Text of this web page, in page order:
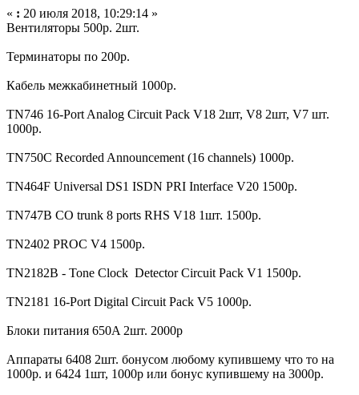
« : 20 июля 2018, 10:29:14 »
Вентиляторы 500р. 2шт.
Терминаторы по 200р.
Кабель межкабинетный 1000р.
TN746 16-Port Analog Circuit Pack V18 2шт, V8 2шт, V7 шт.
1000р.
TN750C Recorded Announcement (16 channels) 1000р.
TN464F Universal DS1 ISDN PRI Interface V20 1500р.
TN747B CO trunk 8 ports RHS V18 1шт. 1500р.
TN2402 PROC V4 1500р.
TN2182B - Tone Clock Detector Circuit Pack V1 1500р.
TN2181 16-Port Digital Circuit Pack V5 1000р.
Блоки питания 650A 2шт. 2000р
Аппараты 6408 2шт. бонусом любому купившему что то на
1000р. и 6424 1шт, 1000р или бонус купившему на 3000р.